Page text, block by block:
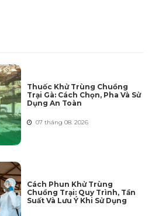
Thuốc Khử Trùng Chuồng
Trại Gà: Cách Chọn, Pha Và Sử
Dụng An Toàn
07 tháng 08. 2026
Cách Phun Khử Trùng
Chuồng Trại: Quy Trình, Tần
Suất Và Lưu Ý Khi Sử Dụng